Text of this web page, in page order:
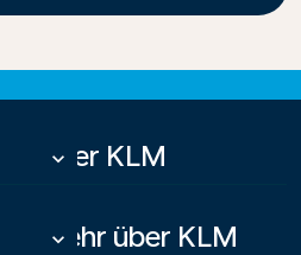
Über KLM
keyboard_arrow_down
Mehr über KLM
keyboard_arrow_down